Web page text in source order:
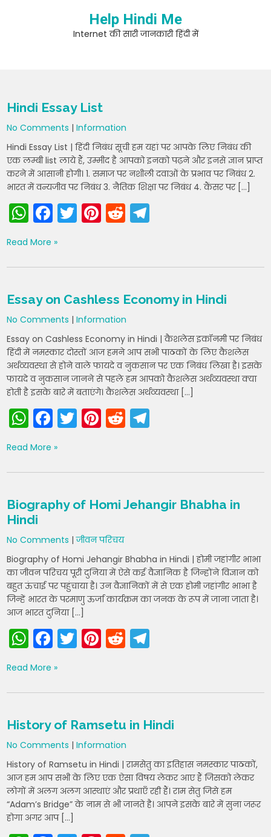
Help Hindi Me
Internet की सारी जानकारी हिंदी में
Hindi Essay List
No Comments |Information
Hindi Essay List | हिंदी निबंध सूची हम यहां पर आपके लिए निबंध की
एक लम्बी list लाये हैं, उम्मीद है आपको इनको पढ़ने और इनसे ज्ञान प्राप्त
करने में आसानी होगी। 1. समाज पर नशीली दवाओं के प्रभाव पर निबंध 2.
भारत में वन्यजीव पर निबंध 3. नैतिक शिक्षा पर निबंध 4. कैंसर पर […]
W
h
a
ts
A
p
p
F
a
c
e
b
o
o
k
T
w
er
Pi
nt
e
st
R
e
di
t
gr
a
m
Read More »
Essay on Cashless Economy in Hindi
No Comments |Information
Essay on Cashless Economy in Hindi | कैशलेस इकॉनमी पर निबंध
हिंदी में नमस्कार दोस्तों आज हमने आप सभी पाठकों के लिए कैशलेस
अर्थव्यवस्था से होने वाले फायदे व नुकसान पर एक निबंध लिखा है। इसके
फायदे व नुकसान जानने से पहले हम आपको कैशलेस अर्थव्यवस्था क्या
होती है इसके बारे में बताएंगे। कैशलेस अर्थव्यवस्था […]
W
h
a
ts
A
p
p
F
a
c
e
b
o
o
k
T
w
er
Pi
nt
e
st
R
e
di
t
gr
a
m
Read More »
Biography of Homi Jehangir Bhabha in
Hindi
No Comments |जीवन परिचय
Biography of Homi Jehangir Bhabha in Hindi | होमी जहांगीर भाभा
का जीवन परिचय पूरी दुनिया में ऐसे कई वैज्ञानिक है जिन्होंने विज्ञान को
बहुत ऊंचाई पर पहुंचाया है। उन वैज्ञानिकों में से एक होमी जहांगीर भाभा है
जिन्हें भारत के परमाणु ऊर्जा कार्यक्रम का जनक के रूप में जाना जाता है।
आज भारत दुनिया […]
W
h
a
ts
A
p
p
F
a
c
e
b
o
o
k
T
w
er
Pi
nt
e
st
R
e
di
t
gr
a
m
Read More »
History of Ramsetu in Hindi
No Comments |Information
History of Ramsetu in Hindi | रामसेतु का इतिहास नमस्कार पाठकों,
आज हम आप सभी के लिए एक ऐसा विषय लेकर आए हैं जिसको लेकर
लोगों में अलग अलग आस्थाएं और प्रथाएँ रही हैं। राम सेतु जिसे हम
“Adam’s Bridge” के नाम से भी जानते है। आपने इसके बारे में सुना जरूर
होगा अगर आप […]